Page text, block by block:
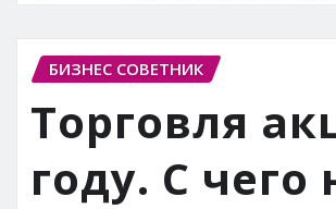
БИЗНЕС СОВЕТНИК
Торговля
году. С чего